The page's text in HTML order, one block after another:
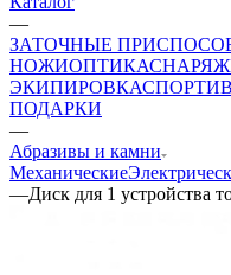
—
ЗАТОЧНЫЕ
НОЖИОПТИКА
ЭКИПИРОВКА
ПОДАРКИ
—
Абразивы и камни
Механические
—Диск для 1 устройства